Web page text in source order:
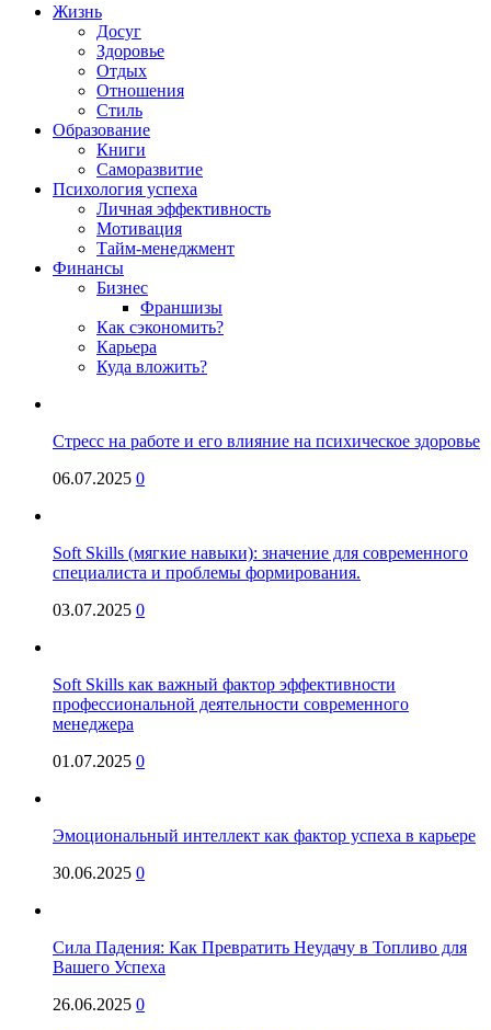
Жизнь
Досуг
Здоровье
Отдых
Отношения
Стиль
Образование
Книги
Саморазвитие
Психология успеха
Личная эффективность
Мотивация
Тайм-менеджмент
Финансы
Бизнес
Франшизы
Как сэкономить?
Карьера
Куда вложить?
Стресс на работе и его влияние на психическое здоровье
06.07.2025 0
Soft Skills (мягкие навыки): значение для современного
специалиста и проблемы формирования.
03.07.2025 0
Soft Skills как важный фактор эффективности
профессиональной деятельности современного
менеджера
01.07.2025 0
Эмоциональный интеллект как фактор успеха в карьере
30.06.2025 0
Сила Падения: Как Превратить Неудачу в Топливо для
Вашего Успеха
26.06.2025 0